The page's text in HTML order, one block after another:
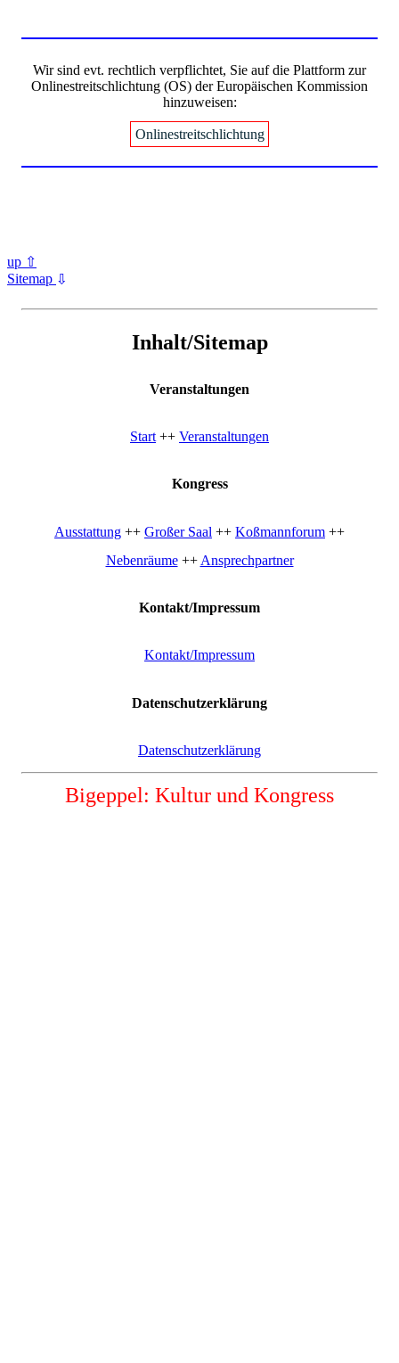
Wir sind evt. rechtlich verpflichtet, Sie auf die Plattform zur
Onlinestreitschlichtung (OS) der Europäischen Kommission
hinzuweisen:
Onlinestreitschlichtung
up ⇧
Sitemap ⇧
Inhalt/Sitemap
Veranstaltungen
Start ++ Veranstaltungen
Kongress
Ausstattung ++ Großer Saal ++ Koßmannforum ++
Nebenräume++ Ansprechpartner
Kontakt/Impressum
Kontakt/Impressum
Datenschutzerklärung
Datenschutzerklärung
Bigeppel: Kultur und Kongress